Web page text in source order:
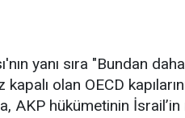
yanı sıra "Bundan
kapalı olan OECD
AKP hükümetinin